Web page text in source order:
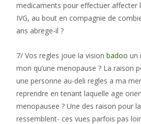
medicaments pour effectuer affecter
IVG, au bout en compagnie de
ans abrege-il ?
7/ Vos regles joue la vision badoo un
mon qu’une menopause ? La raison
une personne au-deli regles a ma
reprendre en tenant laquelle age
menopausee ? Une des raison pour
ressemblent- ces vues parfois pas